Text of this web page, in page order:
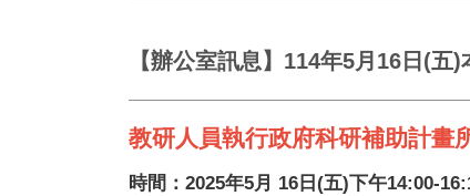
【辦公室訊息】114年5月16日(
教研人員執行政府科研補助計畫
時間：2025年5月 16日(五)下午14:00-